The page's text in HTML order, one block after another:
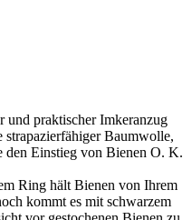
und praktischer Imkeranzug
strapazierfähiger Baumwolle,
den Einstieg von Bienen O. K.
Ring hält Bienen von Ihrem
kommt es mit schwarzem